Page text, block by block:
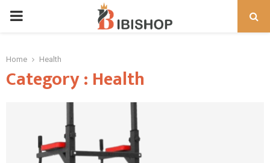
PRIMARY
Home Health
Category : Health